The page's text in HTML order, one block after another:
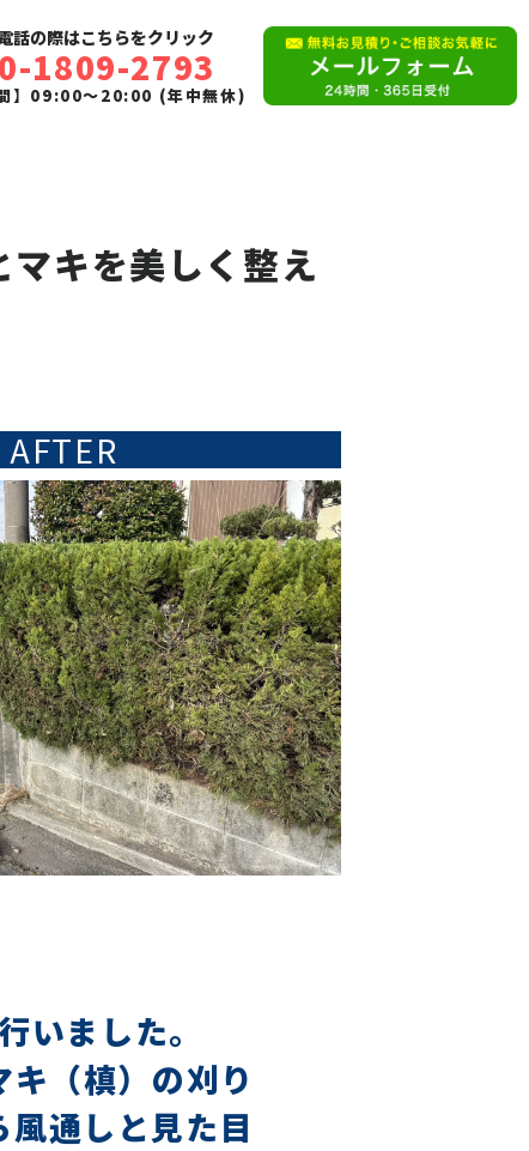
話の際はこちらをクリック
1809-2793
間】09:00〜20:00 (年中無休)
キを美しく整え
AFTER
いました。
キ（槙）の刈り
通しと見た目